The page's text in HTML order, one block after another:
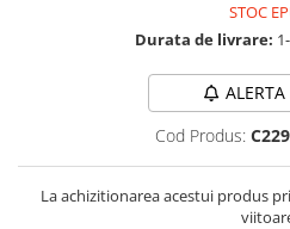
STOC
Durata de livrare:
ALERTA
Cod Produs:
La achizitionarea acestui produs